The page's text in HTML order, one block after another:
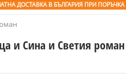
ДОСТАВКА В БЪЛГАРИЯ ПРИ ПОРЪЧКА
и Сина и Светия роман